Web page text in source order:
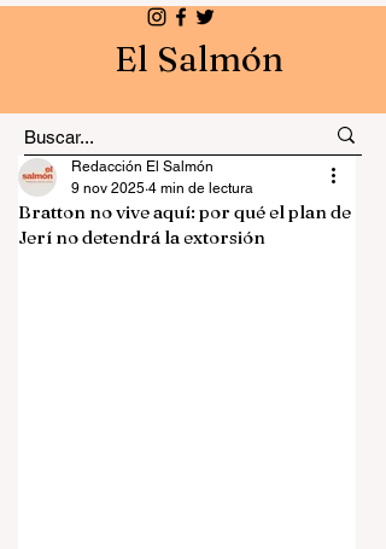
El Salmón
Bratton no vive aquí: por qué el plan de
Jerí no detendrá la extorsión
Redacción El Salmón
9 nov 2025 4 min de lectura